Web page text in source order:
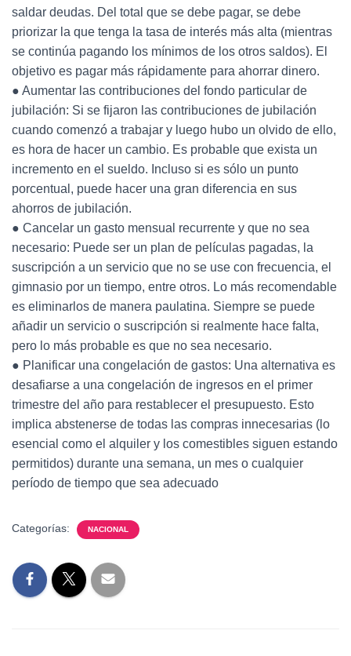
saldar deudas. Del total que se debe pagar, se debe
priorizar la que tenga la tasa de interés más alta (mientras
se continúa pagando los mínimos de los otros saldos). El
objetivo es pagar más rápidamente para ahorrar dinero.
● Aumentar las contribuciones del fondo particular de
jubilación: Si se fijaron las contribuciones de jubilación
cuando comenzó a trabajar y luego hubo un olvido de ello,
es hora de hacer un cambio. Es probable que exista un
incremento en el sueldo. Incluso si es sólo un punto
porcentual, puede hacer una gran diferencia en sus
ahorros de jubilación.
● Cancelar un gasto mensual recurrente y que no sea
necesario: Puede ser un plan de películas pagadas, la
suscripción a un servicio que no se use con frecuencia, el
gimnasio por un tiempo, entre otros. Lo más recomendable
es eliminarlos de manera paulatina. Siempre se puede
añadir un servicio o suscripción si realmente hace falta,
pero lo más probable es que no sea necesario.
● Planificar una congelación de gastos: Una alternativa es
desafiarse a una congelación de ingresos en el primer
trimestre del año para restablecer el presupuesto. Esto
implica abstenerse de todas las compras innecesarias (lo
esencial como el alquiler y los comestibles siguen estando
permitidos) durante una semana, un mes o cualquier
período de tiempo que sea adecuado
Categorías: NACIONAL